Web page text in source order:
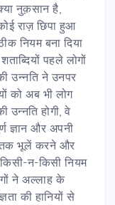
नुक़सान है,
राज़ छिपा हुआ
नियम बना दिया
पहले लोगों
उन्नति ने उनपर
को अब भी लोग
उन्नति होगी, वे
ज्ञान और अपनी
तक भूलें करने और
न-किसी नियम
ने अल्लाह के
की हानियों से